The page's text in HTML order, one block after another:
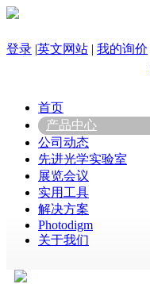
登录 |英文网站 | 我的询价
首页
产品中心
公司动态
先进光学实验室
展览会议
实用工具
解决方案
Photodigm
关于我们